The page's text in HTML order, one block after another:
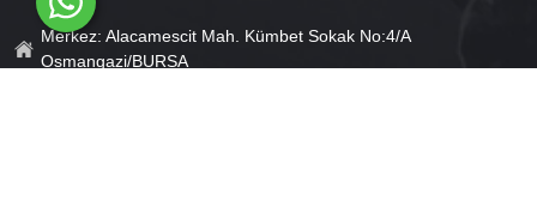
Merkez: Alacamescit Mah. Kümbet Sokak No:4/A
Osmangazi/BURSA